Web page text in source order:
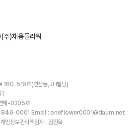
)채움플라워
160. 516호(연산동,JH빌딩)
제-0305호
846-0001 Email : oneflower0001@daum.net
인정보관리책임자 : 김진옥